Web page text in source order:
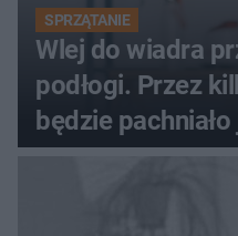
SPRZĄTANIE
Wlej do wiadra
podłogi. Przez
będzie